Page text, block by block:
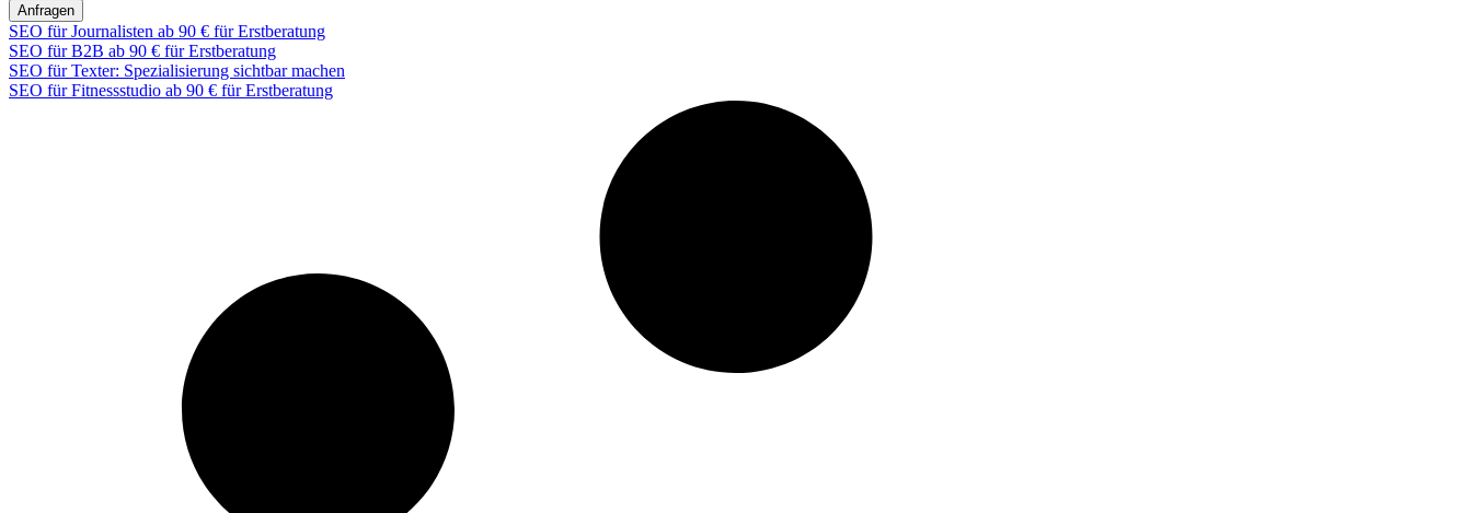
Anfragen
SEO für Journalisten ab 90 € für Erstberatung
SEO für B2B ab 90 € für Erstberatung
SEO für Texter: Spezialisierung sichtbar machen
SEO für Fitnessstudio ab 90 € für Erstberatung